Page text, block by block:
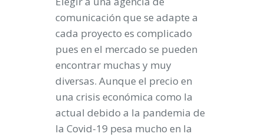
comunicación que se adapte a
cada proyecto es complicado
pues en el mercado se pueden
encontrar muchas y muy
diversas. Aunque el precio en
una crisis económica como la
actual debido a la pandemia de
la Covid-19 pesa mucho en la